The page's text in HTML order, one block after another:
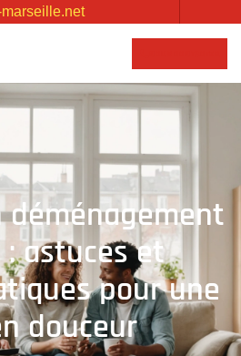
déménagement
astuces et
pour une
douceur